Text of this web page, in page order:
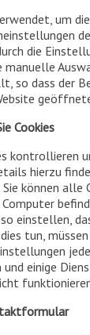
um die
die
manuelle
so dass der
Cookies
kontrollieren
hierzu
können alle
einstellen,
tun,
und einige